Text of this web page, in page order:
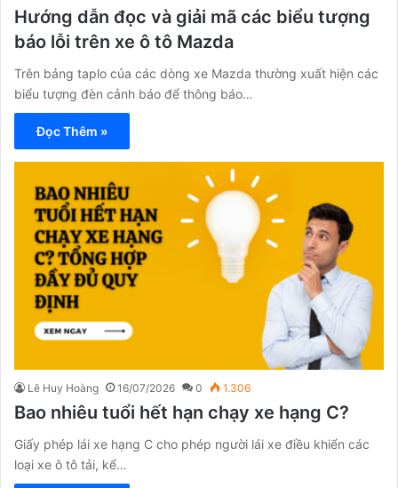
Hướng dẫn đọc và giải mã các biểu tượng
báo lỗi trên xe ô tô Mazda
Trên bảng taplo của các dòng xe Mazda thường xuất hiện các
biểu tượng đèn cảnh báo để thông báo…
Đọc Thêm »
Lê Huy Hoàng 16/07/2026 0 1.306
Bao nhiêu tuổi hết hạn chạy xe hạng C?
Giấy phép lái xe hạng C cho phép người lái xe điều khiển các
loại xe ô tô tải, kể…